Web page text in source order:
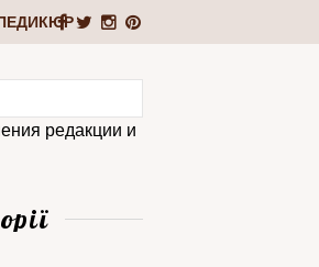
редакции и